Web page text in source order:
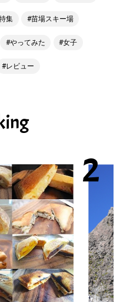
集 苗場スキー場
やってみた 女子
レビュー